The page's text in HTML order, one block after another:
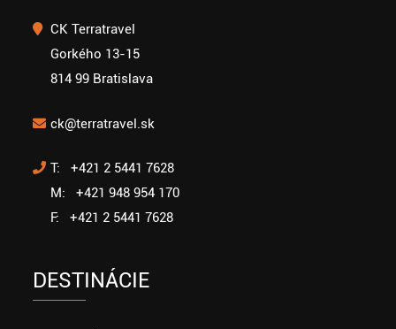
CK Terratravel
Gorkého 13-15
814 99 Bratislava
ck@terratravel.sk
T: +421 2 5441 7628
M: +421 948 954 170
F: +421 2 5441 7628
DESTINÁCIE